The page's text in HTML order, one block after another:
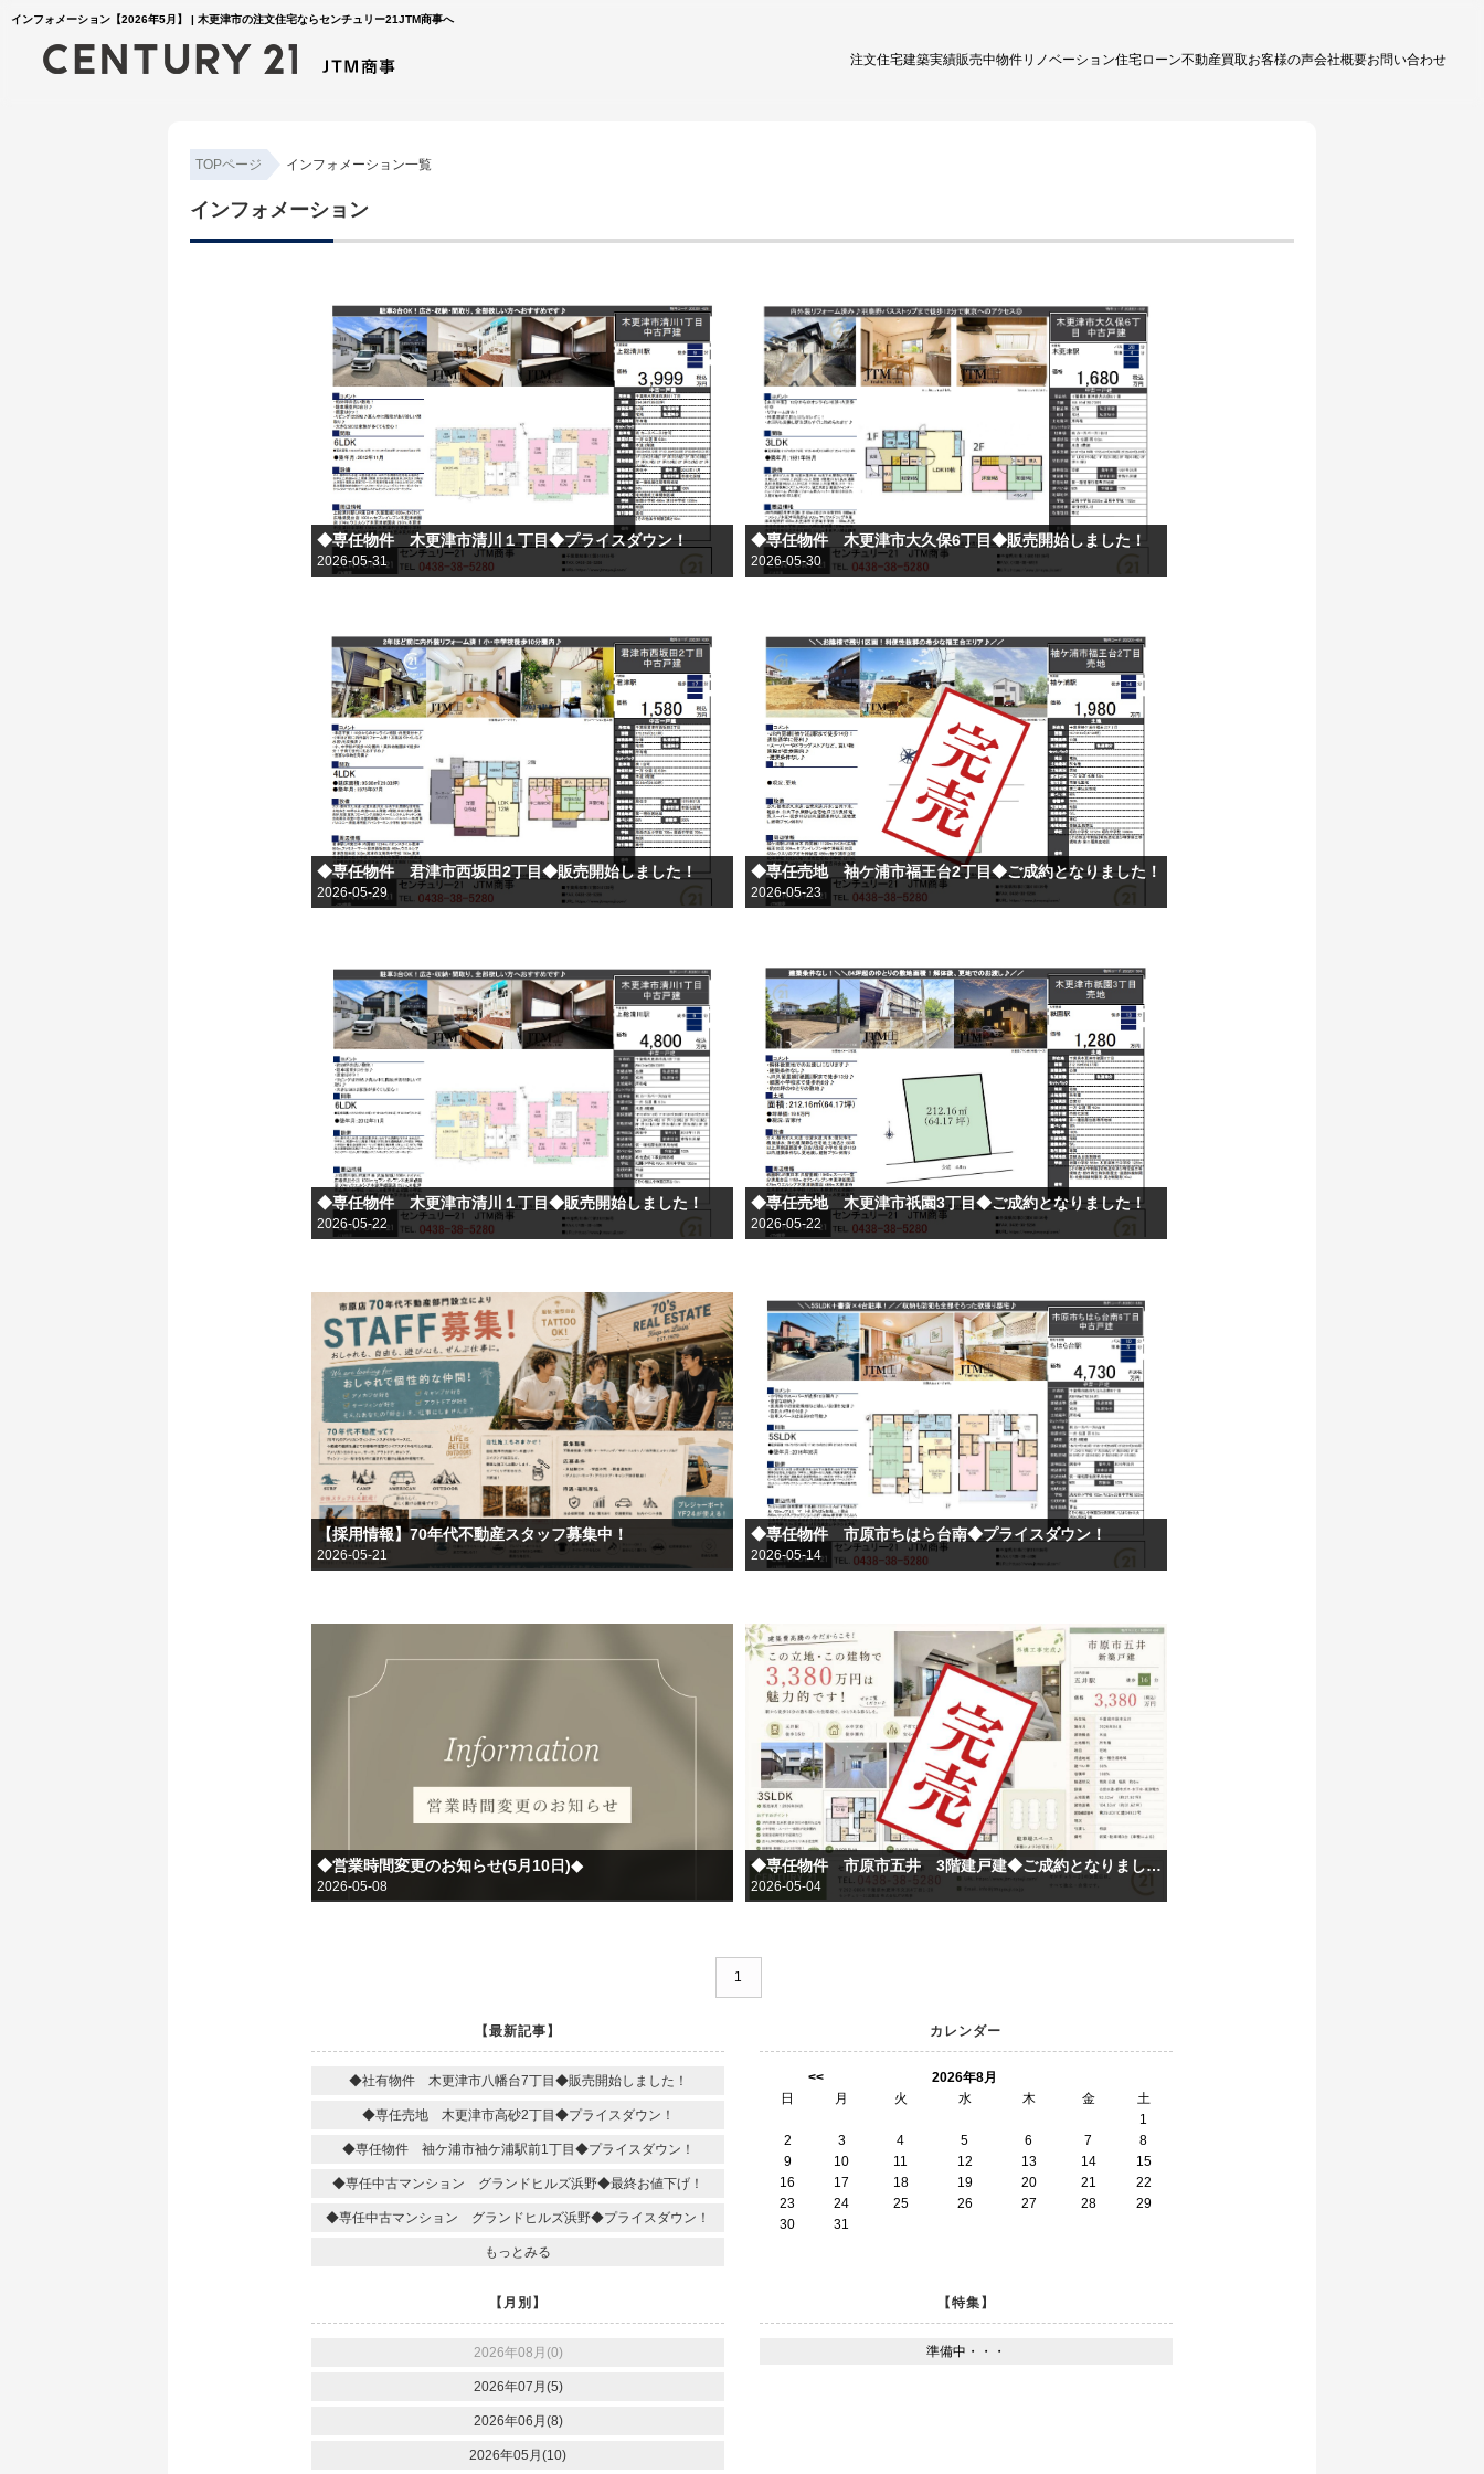
インフォメーション【2026年5月】 | 木更津市の注文住宅ならセンチュリー21JTM商事へ
注文住宅建築実績販売中物件リノベーション住宅ローン不動産買取お客様の声会社概要お問い合わせ
TOPページ インフォメーション一覧
インフォメーション
◆専任物件 木更津市清川１丁目◆プライスダウン！
2026-05-31
◆専任物件 木更津市大久保6丁目◆販売開始しました！
2026-05-30
◆専任物件 君津市西坂田2丁目◆販売開始しました！
2026-05-29
◆専任売地 袖ケ浦市福王台2丁目◆ご成約となりました！
2026-05-23
◆専任物件 木更津市清川１丁目◆販売開始しました！
2026-05-22
◆専任売地 木更津市祇園3丁目◆ご成約となりました！
2026-05-22
【採用情報】70年代不動産スタッフ募集中！
2026-05-21
◆専任物件 市原市ちはら台南◆プライスダウン！
2026-05-14
◆営業時間変更のお知らせ(5月10日)◆
2026-05-08
◆専任物件 市原市五井 3階建戸建◆ご成約となりました！
2026-05-04
1
【最新記事】
◆社有物件 木更津市八幡台7丁目◆販売開始しました！
◆専任売地 木更津市高砂2丁目◆プライスダウン！
◆専任物件 袖ケ浦市袖ケ浦駅前1丁目◆プライスダウン！
◆専任中古マンション グランドヒルズ浜野◆最終お値下げ！
◆専任中古マンション グランドヒルズ浜野◆プライスダウン！
もっとみる
カレンダー
<<
2026年8月
日
月 火 水 木 金
土
1
2
3 4 5 6 7
8
9
10 11 12 13 14
15
16
17 18 19 20 21
22
23
24 25 26 27 28
29
30
31
【月別】
2026年08月(0)
2026年07月(5)
2026年06月(8)
2026年05月(10)
【特集】
準備中・・・